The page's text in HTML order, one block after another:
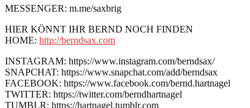
MESSENGER: m.me/saxbrig
HIER KÖNNT IHR BERND NOCH FINDEN
HOME: http://berndsax.com
INSTAGRAM: https://www.instagram.com/berndsax/
SNAPCHAT: https://www.snapchat.com/add/berndsax
FACEBOOK: https://www.facebook.com/bernd.hartnagel
TWITTER: https://twitter.com/berndhartnagel
TUMBLR: https://hartnagel.tumblr.com